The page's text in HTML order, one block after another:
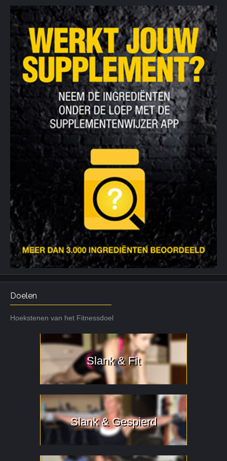
Doelen
Hoekstenen van het Fitnessdoel
Slank & Fit
Slank & Gespierd